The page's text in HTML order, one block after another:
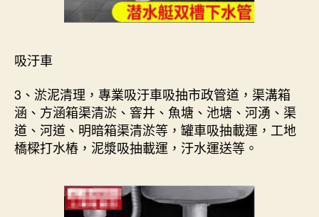
吸汙車
3、淤泥清理，專業吸汙車吸抽市政管道，渠溝箱
涵、方涵箱渠清淤、窨井、魚塘、池塘、河湧、渠
道、河道、明暗箱渠清淤等，罐車吸抽載運，工地
橋樑打水樁，泥漿吸抽載運，汙水運送等。